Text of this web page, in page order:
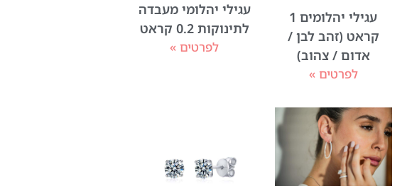
עגילי יהלומים 1
קראט (זהב לבן /
אדום / צהוב)
לפרטים »
עגילי יהלומי מעבדה
לתינוקות 0.2 קראט
לפרטים »